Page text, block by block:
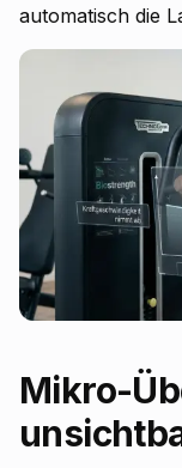
automatisch die
Mikro-